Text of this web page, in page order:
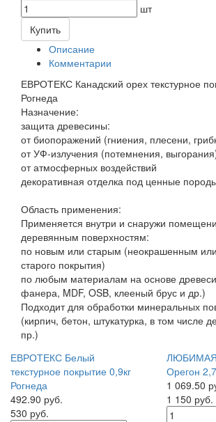
шт
Купить
Описание
Комментарии
ЕВРОТЕКС Канадский орех текстурное
Рогнеда
Назначение:
защита древесины:
от биопоражений (гниения, плесени,
от УФ-излучения (потемнения,
от атмосферных воздействий
декоративная отделка под ценные
Область применения:
Применяется внутри и снаружи
деревянным поверхностям:
по новым или старым (неокрашенным
старого покрытия)
по любым материалам на основе
фанера, MDF, OSB, клееный брус и др.)
Подходит для обработки минеральных
(кирпич, бетон, штукатурка, в том числе
пр.)
ЕВРОТЕКС Белый
текстурное покрытие 0,9кг
Рогнеда
492.90 руб.
530 руб.
ЛЮБИМАЯ
Орегон
1 069.50
1 150 руб.